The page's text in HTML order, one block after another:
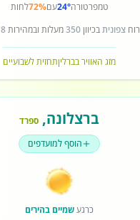
טמפרטורה24°עם72%לחות
רוחצפוניתבכיוון350מעלות ובמהירות8
מזג האוויר בברליןתחזית לשבועיים
ברצלונה, ספרד
הוסף למועדפים
כרגעשמיים בהירים